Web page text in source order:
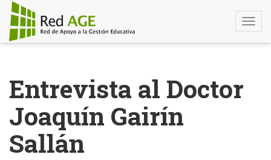
contenido
principal
Entrevista al Doctor
Joaquín Gairín
Sallán